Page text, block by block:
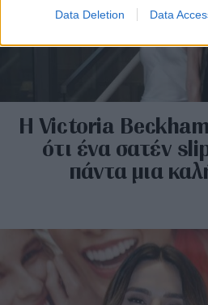
Data Deletion Data
Η Victoria
ότι ένα σατέν
πάντα μια